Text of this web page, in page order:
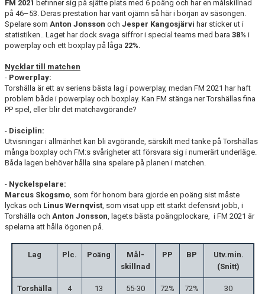
FM 2021 befinner sig på sjätte plats med 6 poäng och har en målskillnad
på 46–53. Deras prestation har varit ojämn så här i början av säsongen.
Spelare som Anton Jonsson och Jesper Kangosjärvi har sticker ut i
statistiken.. Laget har dock svaga siffror i special teams med bara 38% i
powerplay och ett boxplay på låga 22%.
Nycklar till matchen
- Powerplay:
Torshälla är ett av seriens bästa lag i powerplay, medan FM 2021 har haft
problem både i powerplay och boxplay. Kan FM stänga ner Torshällas fina
PP spel, eller blir det matchavgörande?
- Disciplin:
Utvisningar i allmänhet kan bli avgörande, särskilt med tanke på Torshällas
många boxplay och FM:s svårigheter att försvara sig i numerärt underläge.
Båda lagen behöver hålla sina spelare på planen i matchen.
- Nyckelspelare:
Marcus Skogsmo, som för honom bara gjorde en poäng sist måste
lyckas och Linus Wernqvist, som visat upp ett starkt defensivt jobb, i
Torshälla och Anton Jonsson, lagets bästa poängplockare, i FM 2021 är
spelarna att hålla ögonen på.
Lag Plc. Poäng
Mål-
skillnad
PP BP
Utv.min.
(Snitt)
Torshälla
4 13 55-30 72% 72%
30